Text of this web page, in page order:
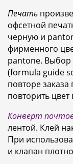
Печать
офсетной
черную и
фирменного
pantone. Выбор
(formula guide
повторе
повторить цвет
Конверт
лентой. Клей
При
и клапан